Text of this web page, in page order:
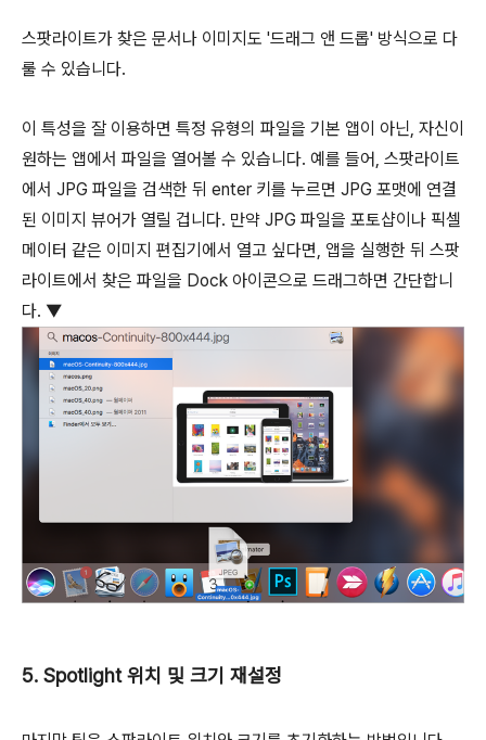
스팟라이트가 찾은 문서나 이미지도 '드래그 앤 드롭' 방식으로 다
룰 수 있습니다.
이 특성을 잘 이용하면 특정 유형의 파일을 기본 앱이 아닌, 자신이
원하는 앱에서 파일을 열어볼 수 있습니다. 예를 들어, 스팟라이트
에서 JPG 파일을 검색한 뒤 enter 키를 누르면 JPG 포맷에 연결
된 이미지 뷰어가 열릴 겁니다. 만약 JPG 파일을 포토샵이나 픽셀
메이터 같은 이미지 편집기에서 열고 싶다면, 앱을 실행한 뒤 스팟
라이트에서 찾은 파일을 Dock 아이콘으로 드래그하면 간단합니
다. ▼
5. Spotlight 위치 및 크기 재설정